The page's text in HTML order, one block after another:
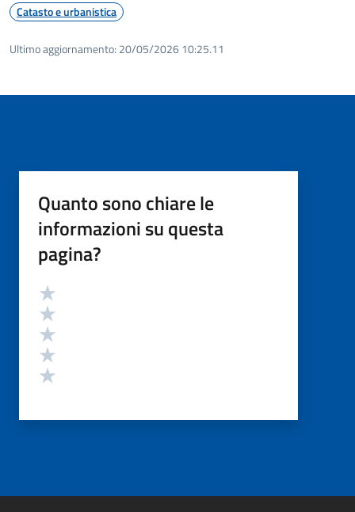
Catasto e urbanistica
Ultimo aggiornamento: 20/05/2026 10:25.11
Quanto sono chiare le
informazioni su questa
pagina?
Valutazione